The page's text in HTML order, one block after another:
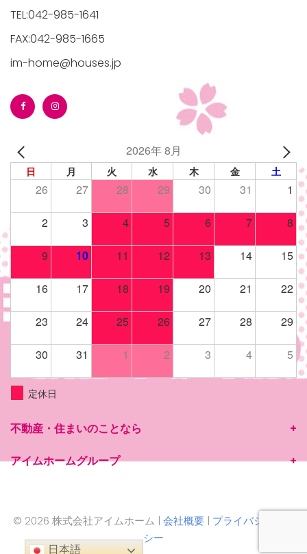
TEL:042-985-1641
FAX:042-985-1665
im-home@houses.jp
2026年 8月
日 月 火 水 木 金 土
26 27 28 29 30 31 1
2 3 4 5 6 7 8
9 10 11 12 13 14 15
16 17 18 19 20 21 22
23 24 25 26 27 28 29
30 31 1 2 3 4 5
定休日
不動産・住まいのことなら
アイムホームグループ
© 2026 株式会社アイムホーム | 会社概要| プライバシーポリ
シー
日本語